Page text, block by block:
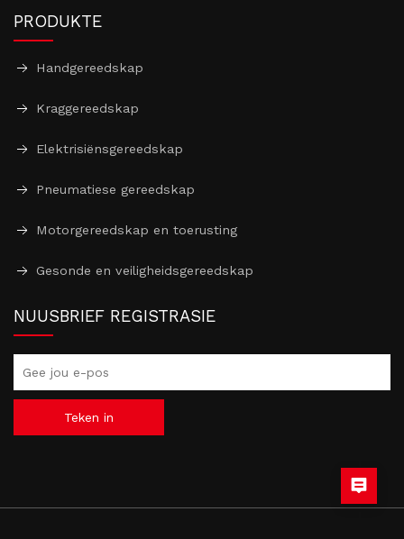
PRODUKTE
Handgereedskap
Kraggereedskap
Elektrisiënsgereedskap
Pneumatiese gereedskap
Motorgereedskap en toerusting
Gesonde en veiligheidsgereedskap
NUUSBRIEF REGISTRASIE
Teken in